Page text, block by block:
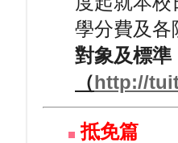
學分費及各
對象及標準
（http://
抵免篇